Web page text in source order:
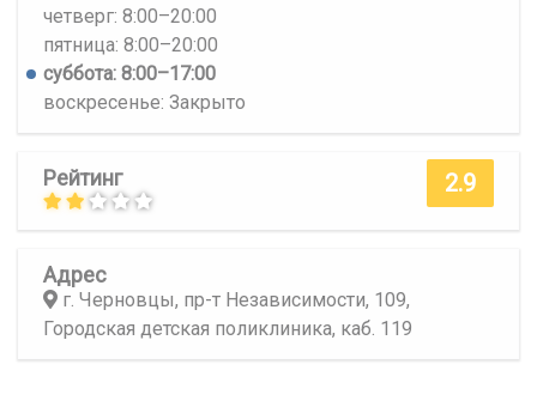
четверг: 8:00–20:00
пятница: 8:00–20:00
суббота: 8:00–17:00
воскресенье: Закрыто
Рейтинг 2.9
Адрес
г. Черновцы, пр-т Независимости, 109,
Городская детская поликлиника, каб. 119